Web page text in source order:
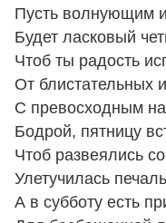
Пусть волнующим
Будет ласковый
Чтоб ты радость
От блистательных
С превосходным
Бодрой, пятницу
Чтоб развеялись
Улетучилась
А в субботу есть